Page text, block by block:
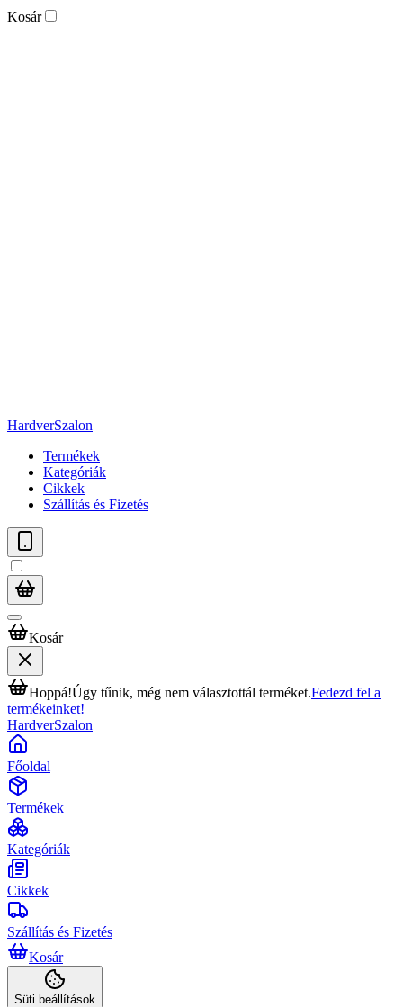
Kosár
HardverSzalon
Termékek
Kategóriák
Cikkek
Szállítás és Fizetés
Kosár
Hoppá!Úgy tűnik, még nem választottál terméket.Fedezd fel a
termékeinket!
HardverSzalon
Főoldal
Termékek
Kategóriák
Cikkek
Szállítás és Fizetés
Kosár
Süti beállítások